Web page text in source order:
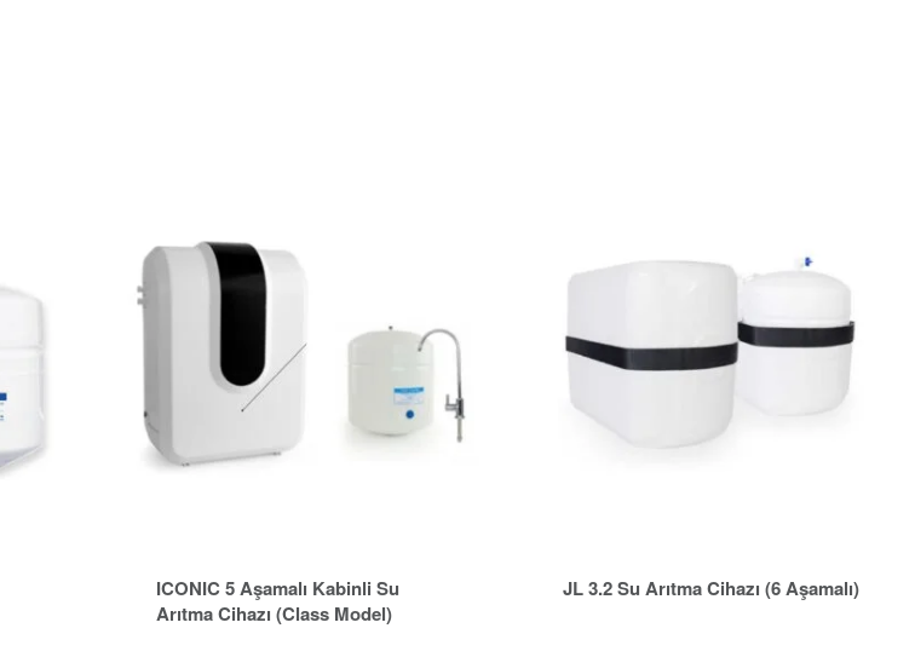
ICONIC 5 Aşamalı Kabinli Su
Arıtma Cihazı (Class Model)
JL 3.2 Su Arıtma Cihazı (6 Aşamalı)